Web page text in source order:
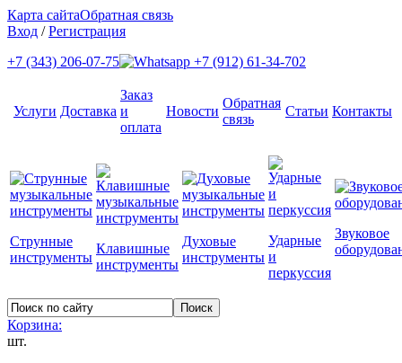
Карта сайтаОбратная связь
Вход /Регистрация
+7 (343) 206-07-75
+7 (912) 61-34-702
Услуги Доставка
Заказ
и
оплата
Новости
Обратная
связь
Статьи Контакты
Струнные
инструменты
Клавишные
инструменты
Духовые
инструменты
Ударные
и
перкуссия
Звуковое
Корзина:
шт.